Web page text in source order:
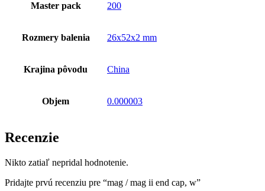
Master pack 200
Rozmery balenia 26x52x2 mm
Krajina pôvodu China
Objem 0.000003
Recenzie
Nikto zatiaľ nepridal hodnotenie.
Pridajte prvú recenziu pre “mag / mag ii end cap, w”